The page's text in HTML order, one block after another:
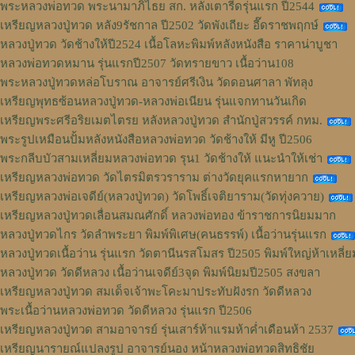
พระหลวงพ่อทวด พระนามาภิไธย สก. หลังเตารีดรุ่นแรก ปี2544
เหรียญหลวงปู่ทวด หลัง9รัชกาล ปี2502 วัดพังเถียะ อี๊ดราชพฤกษ์
หลวงปู่ทวด วัดช้างให้ปี2524 เนื้อโลหะพิมพ์หลังหนังสือ ราคาน่าบูชา
หลวงพ่อทวดหมาน รุ่นแรกปี2507 วัดทรายขาว เนื้อว่าน108
พระหลวงปู่ทวดหล่อโบราณ อาจารย์ศรีเงิน วัดดอนศาลา พัทลุง
เหรียญพุทธซ้อนหลวงปู่ทวด-หลวงพ่อเนียน รุ่นแจกทานวันเกิด
เหรียญพระศรีอริยเมตไตรย หลังหลวงปู่ทวด สำนักปู่สวรรค์ กทม.
พระรูปเหมือนปั้มหลังหนังสือหลวงพ่อทวด วัดช้างให้ มีหู ปี2506
พระกลีบบัวสามเหลี่ยมหลวงพ่อทวด รุน1 วัดช้างให้ แนะนำให้เช่า
เหรียญหลวงพ่อทวด วัดไตรมิตรวราราม ต่างวัดยุคแรกหายาก
เหรียญหลวงพ่อเจดีย์(หลวงปู่ทวด) วัดโพธิ์เจติยาราม(วัดทุ่งควาย)
เหรียญหลวงปู่ทวดเลื่อนสมณศักดิ์ หลวงพ่อทอง ข้าราชการนิยมมาก
หลวงปู่ทวดไกร วัดลำพระยา พิมพ์พิเศษ(คนธรรพ์) เนื้อว่านรุ่นแรก
หลวงปู่ทวดเนื้อว่าน รุ่นแรก วัดตานีนรสโมสร ปี2505 พิมพ์ใหญ่ห้าเหลี่ย
หลวงปู่ทวด วัดดีหลวง เนื้อว่านเจดีย์3จุด พิมพ์นิยมปี2505 สงขลา
เหรียญหลวงปู่ทวด สมเด็จเจ้าพะโคะมาประทับฝังรก วัดดีหลวง
พระเนื้อว่านหลวงพ่อทวด วัดดีหลวง รุ่นแรก ปี2506
เหรียญหลวงปู่ทวด สามอาจารย์ รุ่นเสาร์ห้าแรมห้าค่ำเดือนห้า 2537
เหรียญนารายณ์แปลงรูป อาจารย์นอง หน้าหลวงพ่อทวดสิทธิชัย